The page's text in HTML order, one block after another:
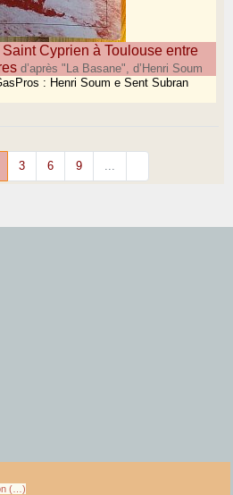
Cyprien à Toulouse entre
d’après "La Basane", d’Henri Soum
: Henri Soum e Sent Subran
3 6 9 ...
(…)